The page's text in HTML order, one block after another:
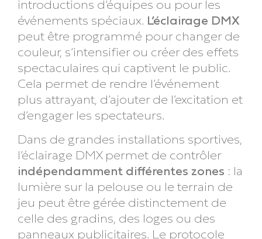
introductions d’équipes ou pour les
événements spéciaux. L’éclairage DMX
peut être programmé pour changer de
couleur, s’intensifier ou créer des effets
spectaculaires qui captivent le public.
Cela permet de rendre l’événement
plus attrayant, d’ajouter de l’excitation et
d’engager les spectateurs.
Dans de grandes installations sportives,
l’éclairage DMX permet de contrôler
indépendamment différentes zones : la
lumière sur la pelouse ou le terrain de
jeu peut être gérée distinctement de
celle des gradins, des loges ou des
panneaux publicitaires. Le protocole